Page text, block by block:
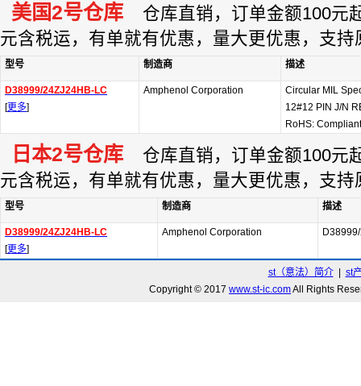
美国2号仓库 仓库直销，订单金额100元
元含税运，有单就有优惠，量大更优惠，支持
型号 制造商 描述
D38999/24ZJ24HB-LC
[更多]
Amphenol Corporation
Circular MIL
12#12 PIN J/N
RoHS: Compliant
日本2号仓库 仓库直销，订单金额100元
元含税运，有单就有优惠，量大更优惠，支持
型号 制造商 描述
D38999/24ZJ24HB-LC
[更多]
Amphenol Corporation
st（意法）简介| st
Copyright © 2017 www.st-ic.comAll Rights